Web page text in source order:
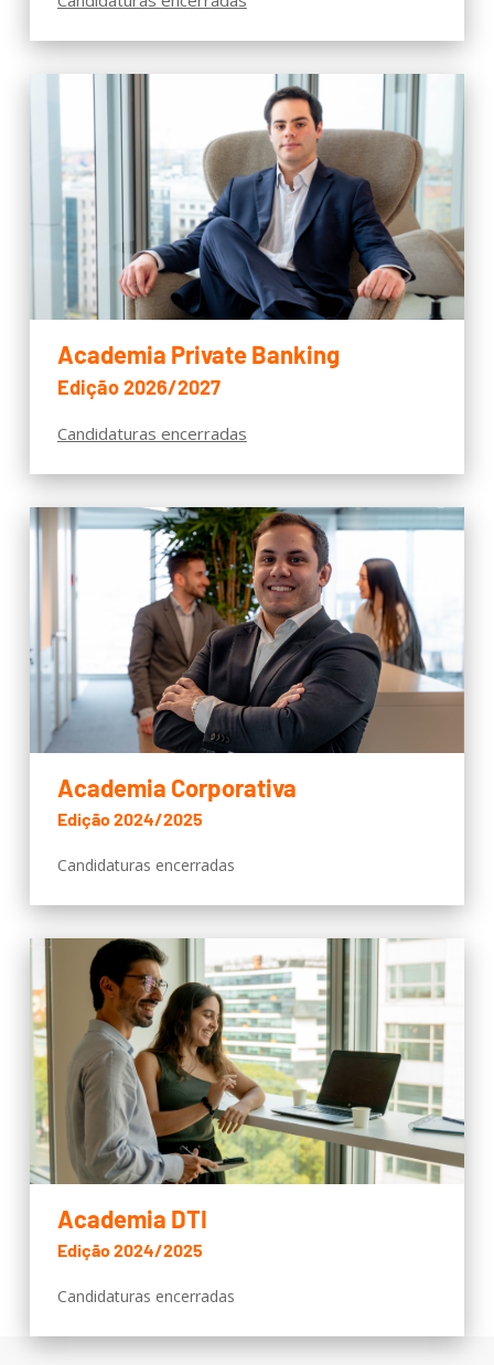
Academia Private Banking
Edição 2026/2027
Candidaturas encerradas
Academia Corporativa
Edição 2024/2025
Candidaturas encerradas
Academia DTI
Edição 2024/2025
Candidaturas encerradas